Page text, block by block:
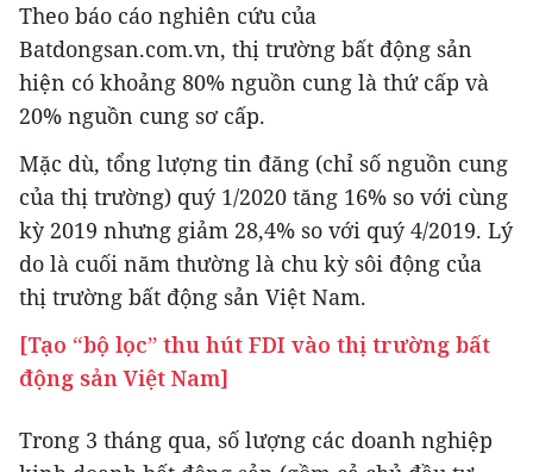
Theo báo cáo nghiên cứu của
Batdongsan.com.vn, thị trường bất động sản
hiện có khoảng 80% nguồn cung là thứ cấp và
20% nguồn cung sơ cấp.
Mặc dù, tổng lượng tin đăng (chỉ số nguồn cung
của thị trường) quý 1/2020 tăng 16% so với cùng
kỳ 2019 nhưng giảm 28,4% so với quý 4/2019. Lý
do là cuối năm thường là chu kỳ sôi động của
thị trường bất động sản Việt Nam.
[Tạo “bộ lọc” thu hút FDI vào thị trường bất
động sản Việt Nam]
Trong 3 tháng qua, số lượng các doanh nghiệp